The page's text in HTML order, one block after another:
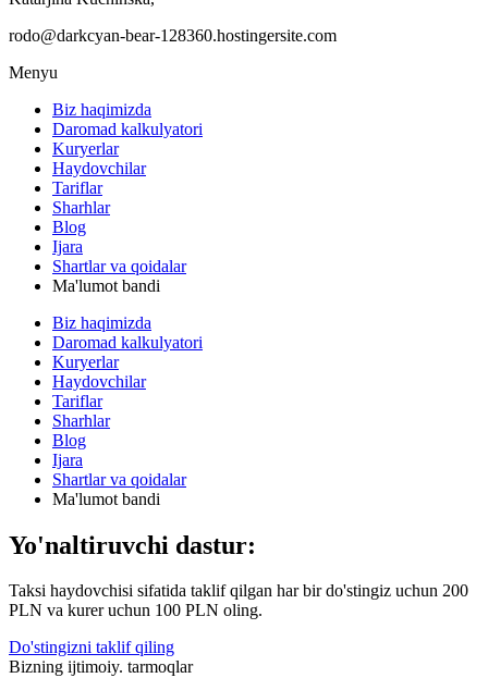
rodo@darkcyan-bear-128360.hostingersite.com
Menyu
Biz haqimizda
Daromad kalkulyatori
Kuryerlar
Haydovchilar
Tariflar
Sharhlar
Blog
Ijara
Shartlar va qoidalar
Ma'lumot bandi
Biz haqimizda
Daromad kalkulyatori
Kuryerlar
Haydovchilar
Tariflar
Sharhlar
Blog
Ijara
Shartlar va qoidalar
Ma'lumot bandi
Yo'naltiruvchi dastur:
Taksi haydovchisi sifatida taklif qilgan har bir do'stingiz uchun 200
PLN va kurer uchun 100 PLN oling.
Do'stingizni taklif qiling
Bizning ijtimoiy. tarmoqlar